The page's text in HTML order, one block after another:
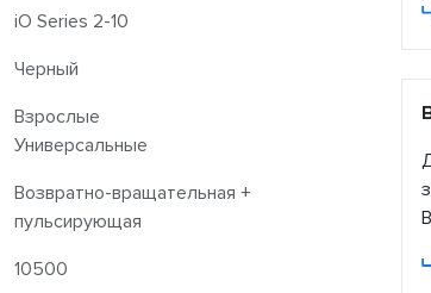
iO Series 2-10
Черный
Взрослые
Универсальные
Возвратно-вращательная +
пульсирующая
10500